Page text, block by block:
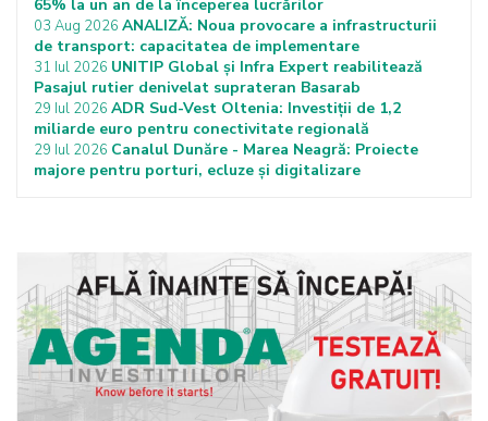
65% la un an de la începerea lucrărilor
03 Aug 2026 ANALIZĂ: Noua provocare a infrastructurii
de transport: capacitatea de implementare
31 Iul 2026 UNITIP Global și Infra Expert reabilitează
Pasajul rutier denivelat suprateran Basarab
29 Iul 2026 ADR Sud-Vest Oltenia: Investiții de 1,2
miliarde euro pentru conectivitate regională
29 Iul 2026 Canalul Dunăre - Marea Neagră: Proiecte
majore pentru porturi, ecluze și digitalizare